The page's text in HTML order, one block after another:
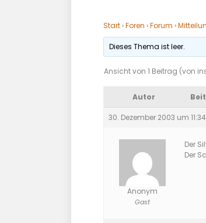
Start ›Foren ›Forum ›
Dieses Thema ist leer.
Ansicht von 1 Beitrag (von
Autor
30. Dezember 2003 um
Anonym
Gast
Der
Der